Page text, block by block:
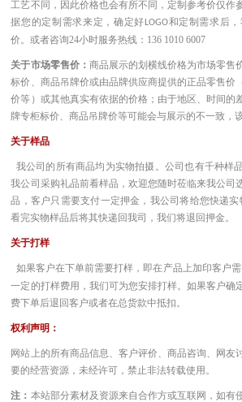
工艺不同，因此价格也会有所不同，定制参考价仅作
据您的定制需求来定，确定好 LOGO和定制需求后
价。或者咨询24小时服务热线：136 1010 6007
关于市场零售价： 商品展示的划横线价格为市场零售
标价、商品吊牌价或由品牌供应商提供的正品零售价
价等）或其他真实有依据的价格；由于地区、时间的
牌专柜标价、商品吊牌价等可能会与展示的不一致，
关于样品
我公司的所有商品均为实物拍摄。公司也有千种样
我公司采购礼品前看样品，欢迎您随时莅临来我公司
品，客户只需要支付一定押金，我公司将给您快递
看完实物样品后将其快递回我司，我们将退回押金。
关于打样
如果客户在下单前需要打样，即在产品上加印客户
一定的打样费用，我们可为您安排打样。如果客户确
费下单后退回客户或者在总货款中抵扣。
权利声明：
网站上的所有商品信息、客户评价、商品咨询、网友
要的经营资源，未经许可，禁止非法转载使用。
注： 本站部分素材及资源来自合作方或互联网，如有